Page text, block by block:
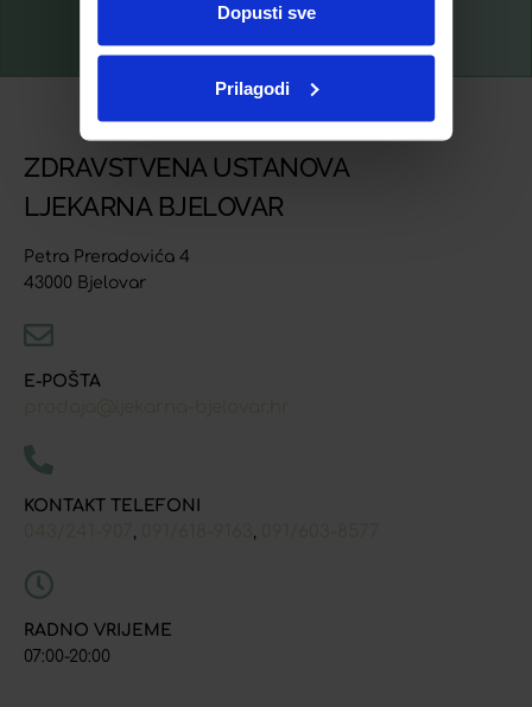
Dopusti sve
Prilagodi
ZDRAVSTVENA USTANOVA
LJEKARNA BJELOVAR
Petra Preradovića 4
43000 Bjelovar
E-POŠTA
KONTAKT TELEFONI
RADNO VRIJEME
07:00-20:00